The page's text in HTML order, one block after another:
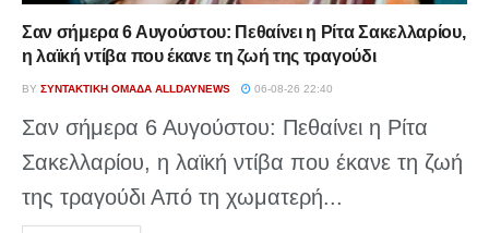
Σαν σήμερα 6 Αυγούστου: Πεθαίνει η Ρίτα Σακελλαρίου,
η λαϊκή ντίβα που έκανε τη ζωή της τραγούδι
BY ΣΥΝΤΑΚΤΙΚΉ ΟΜΆΔΑ ALLDAYNEWS 06-08-26 22:40
Σαν σήμερα 6 Αυγούστου: Πεθαίνει η Ρίτα
Σακελλαρίου, η λαϊκή ντίβα που έκανε τη ζωή
της τραγούδι Από τη χωματερή...